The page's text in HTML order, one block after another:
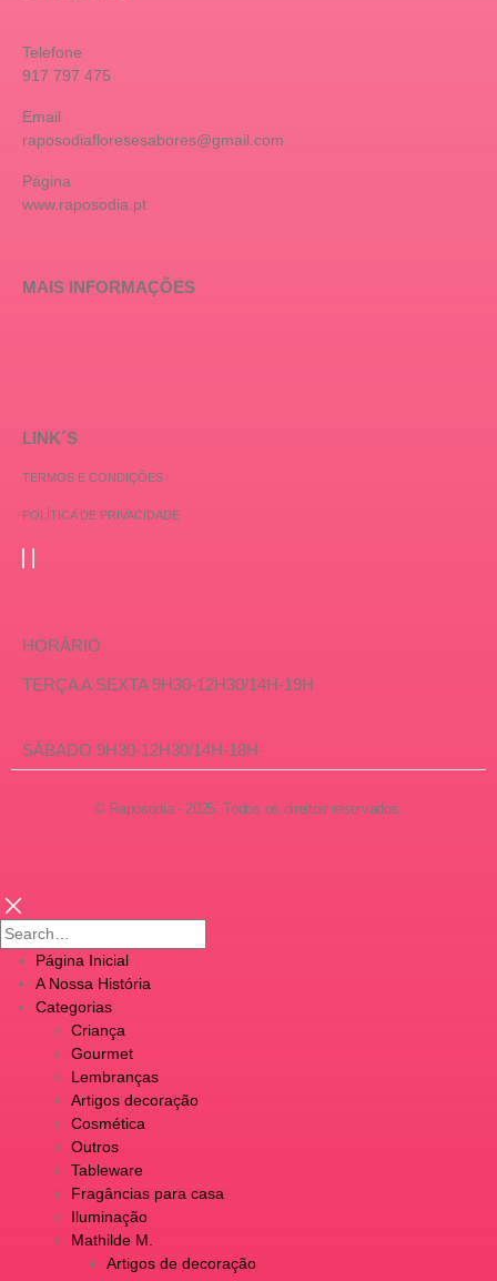
Telefone
917 797 475
Email
raposodiafloresesabores@gmail.com
Página
www.raposodia.pt
MAIS INFORMAÇÕES
LINK´S
TERMOS E CONDIÇÕES
POLÍTICA DE PRIVACIDADE
HORÁRIO
TERÇA A SEXTA 9H30-12H30/14H-19H
SÁBADO 9H30-12H30/14H-18H
© Raposodia - 2025. Todos os direitos reservados.
Página Inicial
A Nossa História
Categorias
Criança
Gourmet
Lembranças
Artigos decoração
Cosmética
Outros
Tableware
Fragâncias para casa
Iluminação
Mathilde M.
Artigos de decoração